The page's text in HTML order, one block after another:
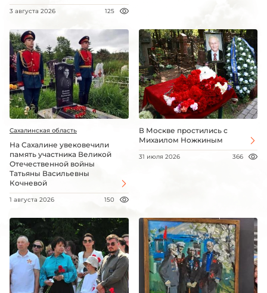
3 августа 2026 125
Сахалинская область
На Сахалине увековечили
память участника Великой
Отечественной войны
Татьяны Васильевны
Кочневой
1 августа 2026 150
В Москве простились с
Михаилом Ножкиным
31 июля 2026 366